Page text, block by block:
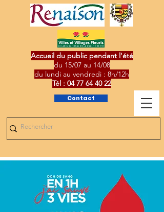
Contact
Accueil du public pendant l'été
du 15/07 au 14/08
du lundi au vendredi : 8h/12h
Tél : 04 77 64 40 22